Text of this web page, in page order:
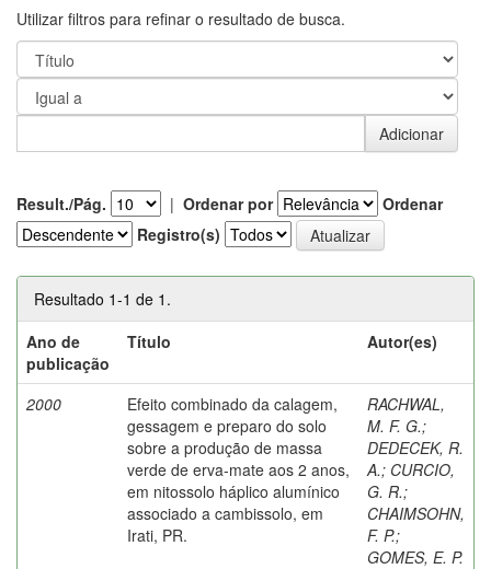
Utilizar filtros para refinar o resultado de busca.
Result./Pág. | Ordenar por
Ordenar
Registro(s)
Resultado 1-1 de 1.
Ano de
publicação
Título Autor(es)
2000
Efeito combinado da calagem,
gessagem e preparo do solo
sobre a produção de massa
verde de erva-mate aos 2 anos,
em nitossolo háplico alumínico
associado a cambissolo, em
Irati, PR.
RACHWAL,
M. F. G.;
DEDECEK, R.
A.; CURCIO,
G. R.;
CHAIMSOHN,
F. P.;
GOMES, E. P.